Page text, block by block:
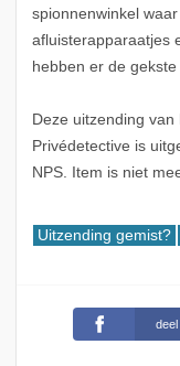
spionnenwinkel
afluisterapparaatjes
hebben er de
Deze uitzending
Privédetective is
NPS. Item is niet
Uitzending gemist?
deel